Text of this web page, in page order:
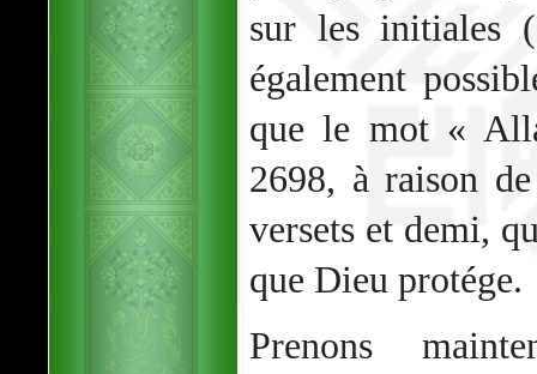
sur les initiales
également
que le mot «
2698, à raison
versets et demi,
que Dieu protége.
Prenons